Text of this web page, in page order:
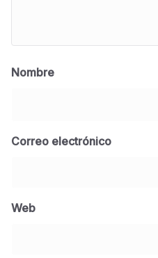
Nombre
Correo electrónico
Web